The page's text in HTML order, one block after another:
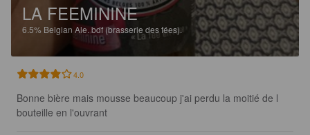
LA FEEMININE
6.5% Belgian Ale.bdf (brasserie des fées).
4.0
Bonne bière mais mousse beaucoup j'ai perdu la moitié de l
bouteille en l'ouvrant